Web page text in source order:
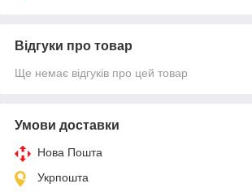
Відгуки про товар
Ще немає відгуків про цей товар
Умови доставки
Нова Пошта
Укрпошта